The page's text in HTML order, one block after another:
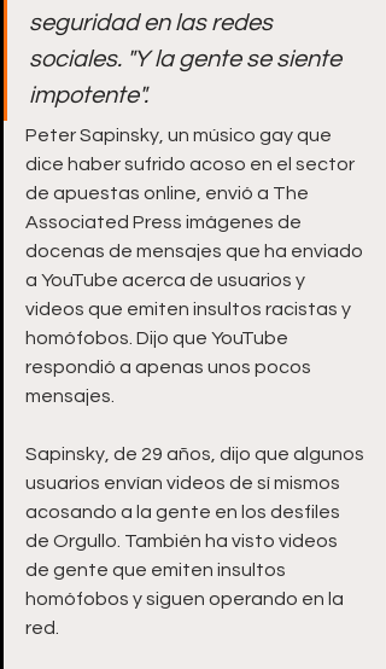
seguridad en las redes
sociales. "Y la gente se siente
impotente".
Peter Sapinsky, un músico gay que
dice haber sufrido acoso en el sector
de apuestas online, envió a The
Associated Press imágenes de
docenas de mensajes que ha enviado
a YouTube acerca de usuarios y
videos que emiten insultos racistas y
homófobos. Dijo que YouTube
respondió a apenas unos pocos
mensajes.
Sapinsky, de 29 años, dijo que algunos
usuarios envían videos de sí mismos
acosando a la gente en los desfiles
de Orgullo. También ha visto videos
de gente que emiten insultos
homófobos y siguen operando en la
red.